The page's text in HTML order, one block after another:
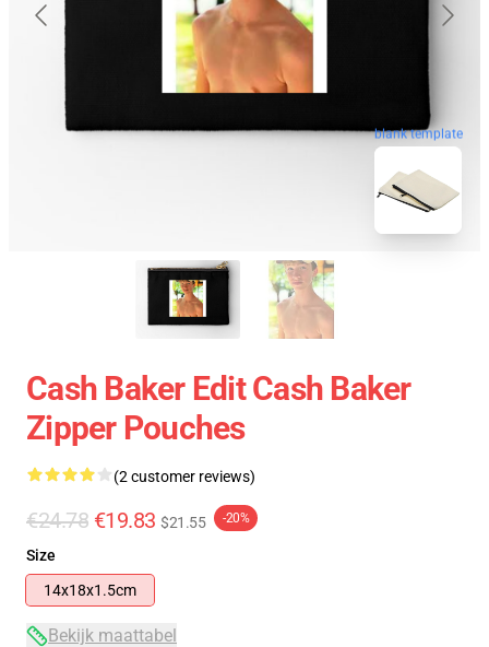
blank template
Cash Baker Edit Cash Baker
Zipper Pouches
(2 customer reviews)
€24.78 €19.83 $21.55 -20%
Size
14x18x1.5cm
Bekijk maattabel